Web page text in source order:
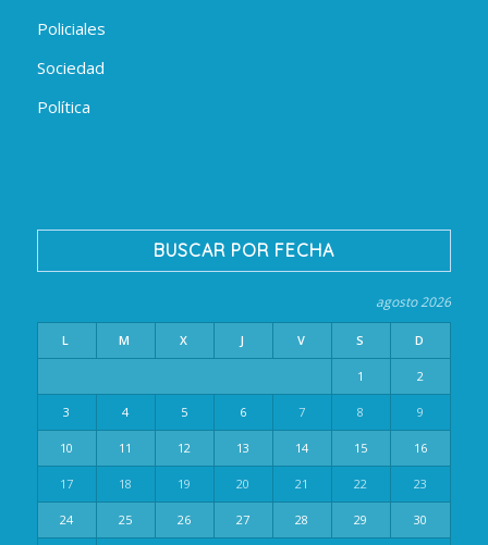
Policiales
Sociedad
Política
BUSCAR POR FECHA
agosto 2026
L M X J V S D
1 2
3 4 5 6 7 8 9
10 11 12 13 14 15 16
17 18 19 20 21 22 23
24 25 26 27 28 29 30